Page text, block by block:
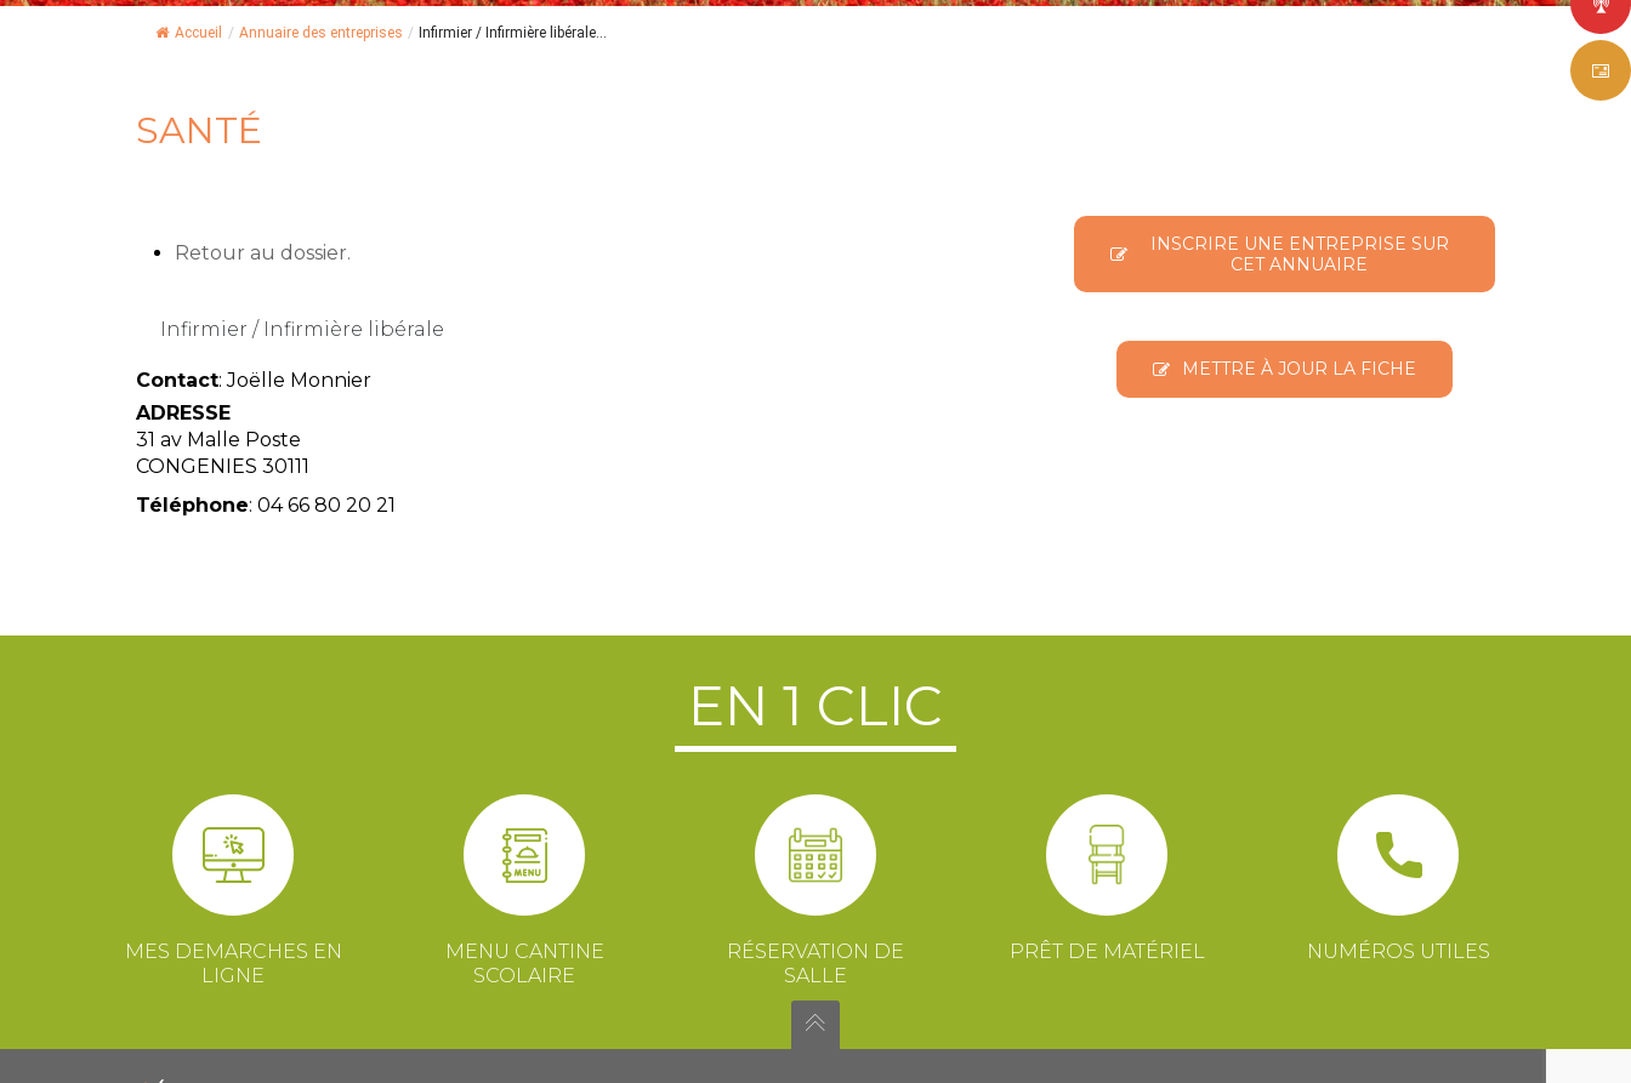
Accueil / Annuaire des entreprises / Infirmier / Infirmière libérale...
SANTÉ
Retour au dossier.
Infirmier / Infirmière libérale
Contact: Joëlle Monnier
ADRESSE
31 av Malle Poste
CONGENIES 30111
Téléphone: 04 66 80 20 21
INSCRIRE UNE ENTREPRISE SUR
CET ANNUAIRE
METTRE À JOUR LA FICHE
EN 1 CLIC
MES DEMARCHES EN
LIGNE
MENU CANTINE
SCOLAIRE
RÉSERVATION DE
SALLE
PRÊT DE MATÉRIEL NUMÉROS UTILES